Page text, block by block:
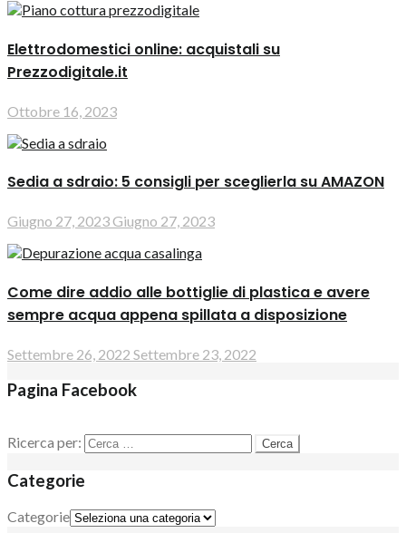
Elettrodomestici online: acquistali su
Prezzodigitale.it
Ottobre 16, 2023
Sedia a sdraio: 5 consigli per sceglierla su AMAZON
Giugno 27, 2023Giugno 27, 2023
Come dire addio alle bottiglie di plastica e avere
sempre acqua appena spillata a disposizione
Settembre 26, 2022 Settembre 23, 2022
Pagina Facebook
Ricerca per:
Categorie
Categorie